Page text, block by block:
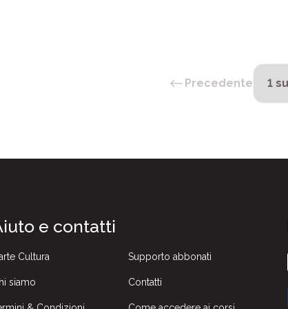
Precedente
e contatti
Cultura
siamo
Supporto abbonati
Contatti